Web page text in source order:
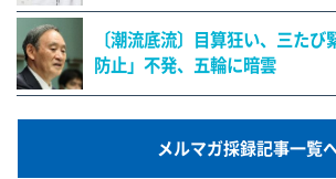
〔潮流底流〕目算狂い、三たび
防止」不発、五輪に暗雲
メルマガ採録記事一覧